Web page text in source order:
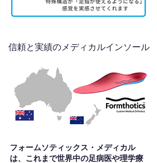
信頼と実績のメディカルインソール
フォームソティックス・メディカル
は、これまで世界中の足病医や理学療